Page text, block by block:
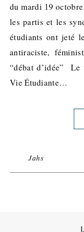
du mardi 19
les partis et les
étudiants ont jeté
antiraciste,
“débat d’idée”
Vie Étudiante…
Jahs